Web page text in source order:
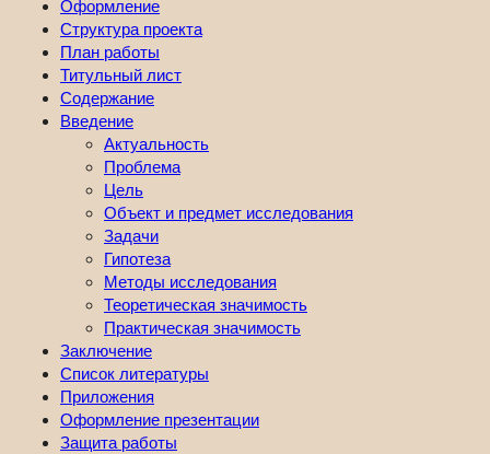
Оформление
Структура проекта
План работы
Титульный лист
Содержание
Введение
Актуальность
Проблема
Цель
Объект и предмет исследования
Задачи
Гипотеза
Методы исследования
Теоретическая значимость
Практическая значимость
Заключение
Список литературы
Приложения
Оформление презентации
Защита работы